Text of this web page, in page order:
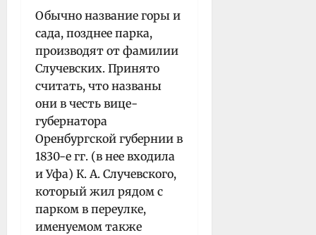
Обычно название горы и
сада, позднее парка,
производят от фамилии
Случевских. Принято
считать, что названы
они в честь вице-
губернатора
Оренбургской губернии в
1830-е гг. (в нее входила
и Уфа) К. А. Случевского,
который жил рядом с
парком в переулке,
именуемом также